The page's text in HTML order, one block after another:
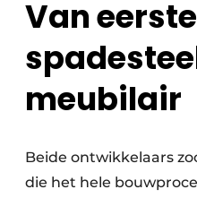
Van eerste
meubilair
Beide ontwikkelaars
die het hele